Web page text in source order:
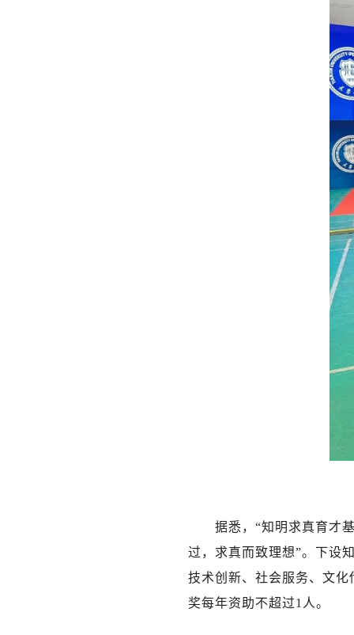
据悉，“知明求真育才
过，求真而致理想”。下设
技术创新、社会服务、文
奖每年资助不超过1人。